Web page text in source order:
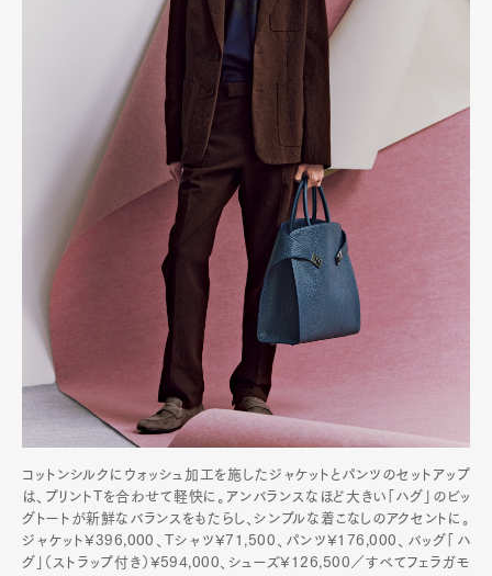
Pen Membership
Magazine
Official Columnist
About
Contact
Pen Meet
Pen international Pen tw
コットンシルクにウォッシュ加工を施したジャケットとパンツのセットアップ
は、プリントTを合わせて軽快に。アンバランスなほど大きい「ハグ」のビッ
グトートが新鮮なバランスをもたらし、シンプルな着こなしのアクセントに。
ジャケット¥396,000、Tシャツ¥71,500、パンツ¥176,000、バッグ「ハ
グ」（ストラップ付き）¥594,000、シューズ¥126,500／すべてフェラガモ